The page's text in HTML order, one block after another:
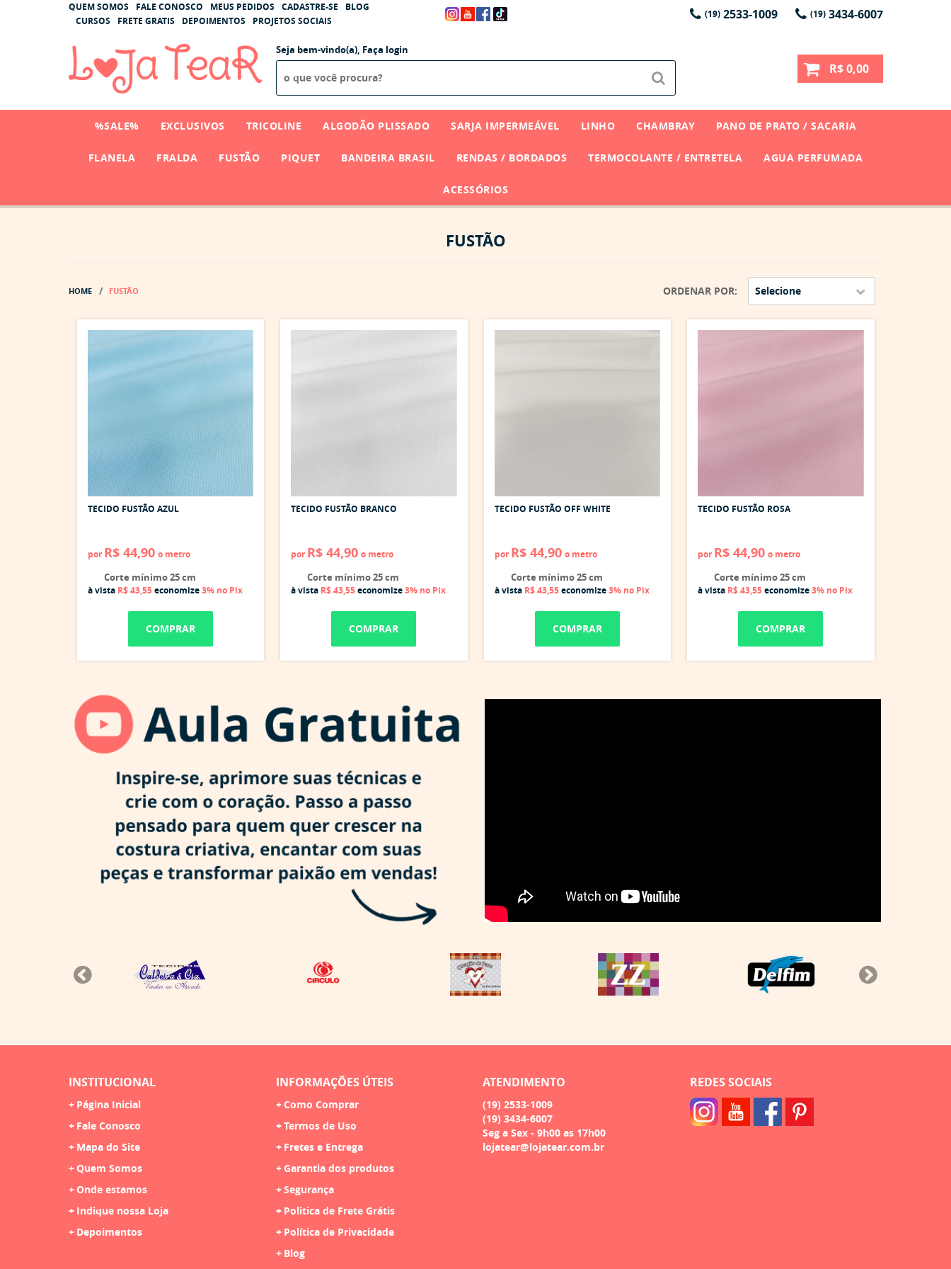
QUEM SOMOS FALE CONOSCO MEUS PEDIDOS CADASTRE-SE
BLOG
CURSOS
FRETE GRATIS DEPOIMENTOS PROJETOS SOCIAIS
(19)2533-1009 (19)3434-6007
Seja bem-vindo(a), Faça login
R$ 0,00
%SALE% EXCLUSIVOS TRICOLINE ALGODÃO PLISSADO SARJA IMPERMEÁVEL LINHO CHAMBRAY PANO DE PRATO / SACARIA
FLANELA FRALDA FUSTÃO PIQUET BANDEIRA BRASIL RENDAS / BORDADOS TERMOCOLANTE / ENTRETELA AGUA PERFUMADA
ACESSÓRIOS
FUSTÃO
HOME FUSTÃO ORDENAR POR Selecione
TECIDO FUSTÃO AZUL
por R$ 44,90 o metro
Corte mínimo 25 cm
à vista R$ 43,55economize3% no Pix
COMPRAR
TECIDO FUSTÃO BRANCO
por R$ 44,90 o metro
Corte mínimo 25 cm
à vista R$ 43,55economize3% no Pix
COMPRAR
TECIDO FUSTÃO OFF WHITE
por R$ 44,90 o metro
Corte mínimo 25 cm
à vista R$ 43,55economize3% no Pix
COMPRAR
TECIDO FUSTÃO ROSA
por R$ 44,90 o metro
Corte mínimo 25 cm
à vista R$ 43,55economize3% no Pix
COMPRAR
INSTITUCIONAL
Página Inicial
Fale Conosco
Mapa do Site
Quem Somos
Onde estamos
Indique nossa Loja
Depoimentos
INFORMAÇÕES ÚTEIS
Como Comprar
Termos de Uso
Fretes e Entrega
Garantia dos produtos
Segurança
Politica de Frete Grátis
Política de Privacidade
Blog
ATENDIMENTO
(19) 2533-1009
(19) 3434-6007
Seg a Sex - 9h00 as 17h00
lojatear@lojatear.com.br
REDES SOCIAIS